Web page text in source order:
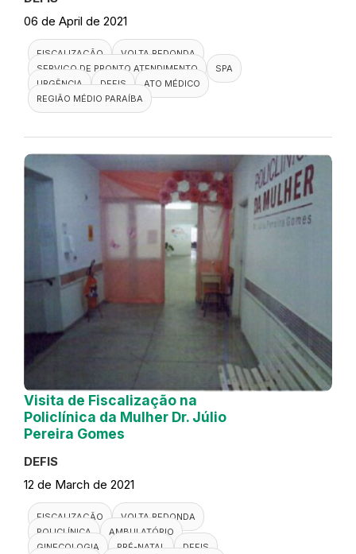
06 de April de 2021
FISCALIZAÇÃO
VOLTA REDONDA
SERVIÇO DE PRONTO ATENDIMENTO
SPA
URGÊNCIA
DEFIS
ATO MÉDICO
REGIÃO MÉDIO PARAÍBA
Visita de Fiscalização na
Policlínica da Mulher Dr. Júlio
Pereira Gomes
DEFIS
12 de March de 2021
FISCALIZAÇÃO
VOLTA REDONDA
POLICLÍNICA
AMBULATÓRIO
GINECOLOGIA
PRÉ-NATAL
DEFIS